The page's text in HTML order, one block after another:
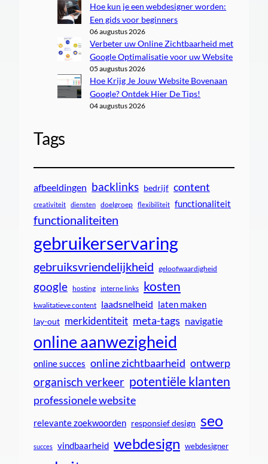
Hoe kun je een webdesigner worden:
Een gids voor beginners
06 augustus 2026
Verbeter uw Online Zichtbaarheid met
Google Optimalisatie voor uw Website
05 augustus 2026
Hoe Krijg Je Jouw Website Bovenaan
Google? Ontdek Hier De Tips!
04 augustus 2026
Tags
afbeeldingen backlinks bedrijf content
creativiteit diensten doelgroep flexibiliteit functionaliteit
functionaliteiten
gebruikerservaring
gebruiksvriendelijkheid geloofwaardigheid
google hosting interne links kosten
kwalitatieve content laadsnelheid laten maken
lay-out merkidentiteit meta-tags navigatie
online aanwezigheid
online succes online zichtbaarheid ontwerp
organisch verkeer potentiële klanten
professionele website
relevante zoekwoorden responsief design seo
succes vindbaarheid webdesign webdesigner